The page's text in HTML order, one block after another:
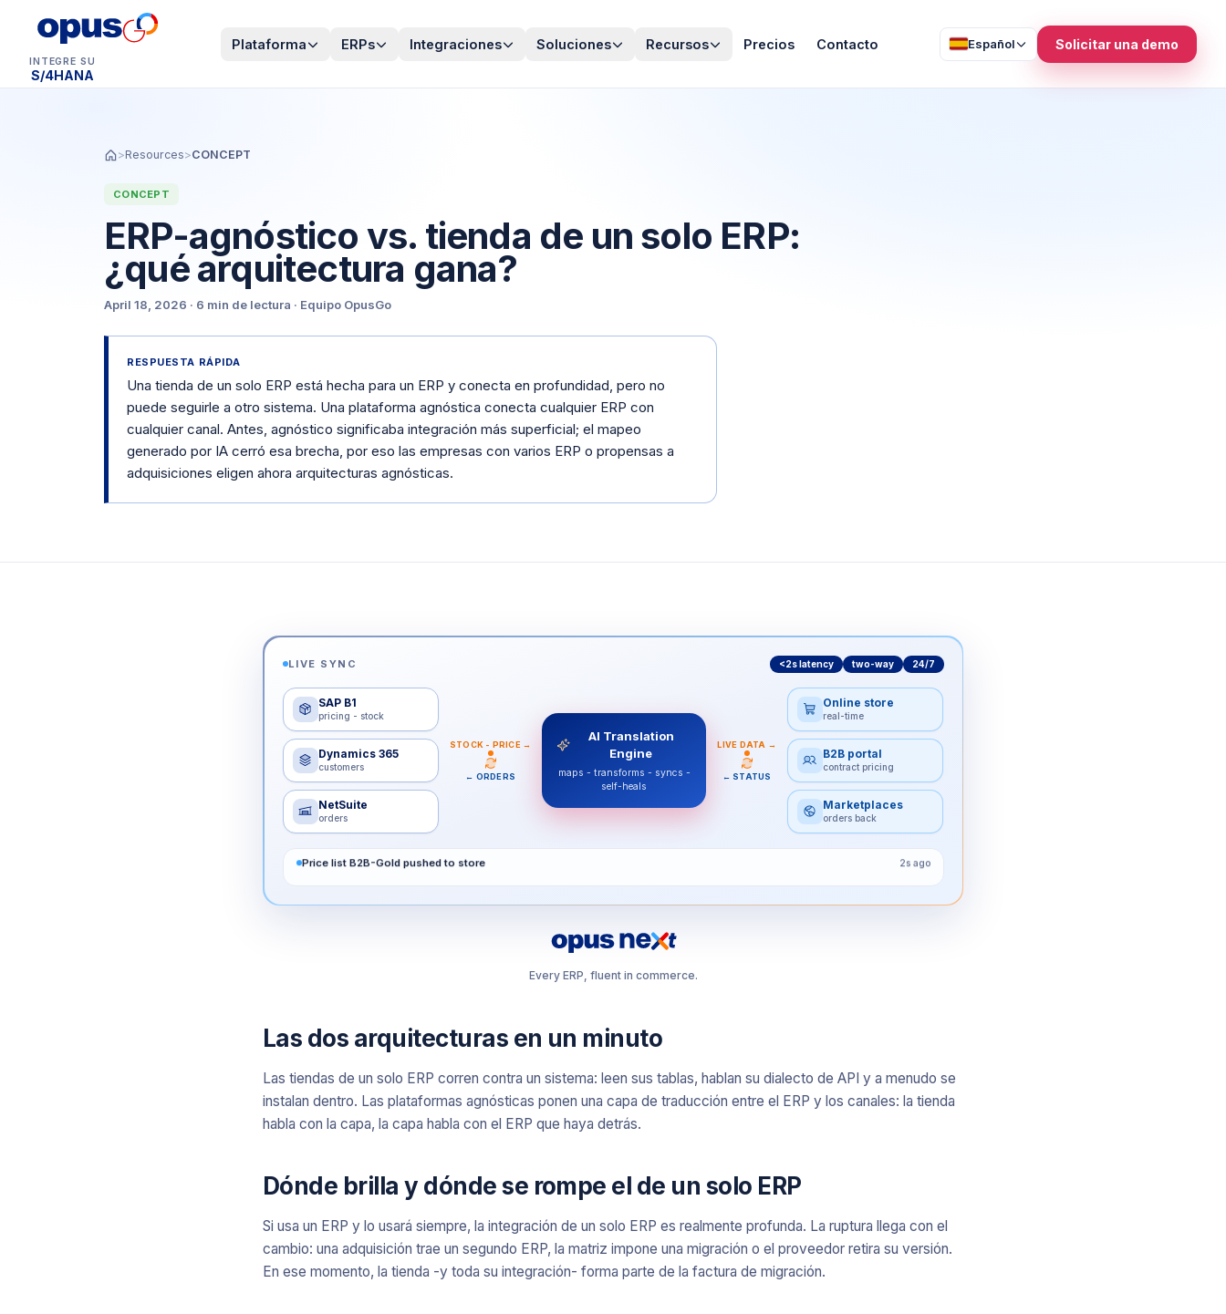
INTEGRE SU
Dynamics 365 BC
Plataforma ERPs Integraciones Soluciones Recursos Precios Contacto Español Solicitar una demo
>Resources>CONCEPT
CONCEPT
ERP-agnóstico vs. tienda de un solo ERP:
¿qué arquitectura gana?
April 18, 2026 · 6 min de lectura · Equipo OpusGo
RESPUESTA RÁPIDA
Una tienda de un solo ERP está hecha para un ERP y conecta en profundidad, pero no
puede seguirle a otro sistema. Una plataforma agnóstica conecta cualquier ERP con
cualquier canal. Antes, agnóstico significaba integración más superficial; el mapeo
generado por IA cerró esa brecha, por eso las empresas con varios ERP o propensas a
adquisiciones eligen ahora arquitecturas agnósticas.
LIVE SYNC <2s latency two-way 24/7
SAP B1
pricing - stock
Dynamics 365
customers
NetSuite
orders
STOCK - PRICE→
← ORDERS
AI Translation
Engine
maps - transforms - syncs -
self-heals
LIVE DATA →
← STATUS
Online store
real-time
B2B portal
contract pricing
Marketplaces
orders back
Price list B2B-Gold pushed to store 2s ago
Every ERP, fluent in commerce.
Las dos arquitecturas en un minuto
Las tiendas de un solo ERP corren contra un sistema: leen sus tablas, hablan su dialecto de API y a menudo se
instalan dentro. Las plataformas agnósticas ponen una capa de traducción entre el ERP y los canales: la tienda
habla con la capa, la capa habla con el ERP que haya detrás.
Dónde brilla y dónde se rompe el de un solo ERP
Si usa un ERP y lo usará siempre, la integración de un solo ERP es realmente profunda. La ruptura llega con el
cambio: una adquisición trae un segundo ERP, la matriz impone una migración o el proveedor retira su versión.
En ese momento, la tienda -y toda su integración- forma parte de la factura de migración.